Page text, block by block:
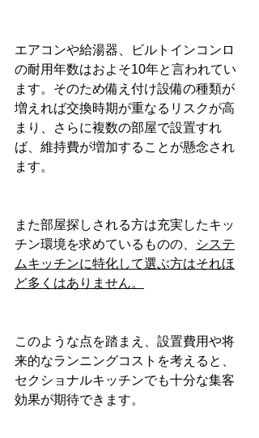
エアコンや給湯器、ビルトインコンロ
の耐用年数はおよそ10年と言われてい
ます。そのため備え付け設備の種類が
増えれば交換時期が重なるリスクが高
まり、さらに複数の部屋で設置すれ
ば、維持費が増加することが懸念され
ます。
また部屋探しされる方は充実したキッ
チン環境を求めているものの、
システ
ムキッチンに特化して選ぶ方はそれほ
ど多くはありません。
このような点を踏まえ、設置費用や将
来的なランニングコストを考えると、
セクショナルキッチンでも十分な集客
効果が期待できます。